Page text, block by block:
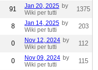
91 Jan 20, 2025 by
Wiki per tutti
1375
8 Jan 14, 2025 by
Wiki per tutti
203
0 Nov 12, 2024 by
Wiki per tutti
112
0 Nov 09, 2024 by
Wiki per tutti
115